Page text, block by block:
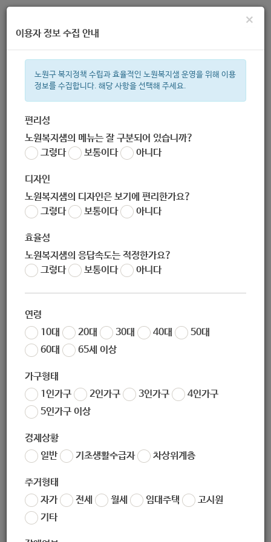
주간 인기검색어
한눈으로 보는 복지 정보
×
이용자 정보 수집 안내
노원구 복지정책 수립과 효율적인 노원복지샘 운영을 위해 이용
정보를 수집합니다. 해당 사항을 선택해 주세요.
편리성
노원복지샘의 메뉴는 잘 구분되어 있습니까?
그렇다
보통이다 아니다
디자인
노원복지샘의 디자인은 보기에 편리한가요?
그렇다
보통이다 아니다
효율성
노원복지샘의 응답속도는 적정한가요?
그렇다
보통이다 아니다
연령
10대
20대 30대 40대
50대
60대
65세 이상
가구형태
1인가구
2인가구 3인가구
4인가구
5인가구 이상
경제상황
일반
기초생활수급자 차상위계층
주거형태
자가
전세 월세 임대주택
고시원
기타
[마들종합사회복지관] 방과후교실 및 복지관 프로그램 아동 모집
노원 복지샘
작성일 2020-06-21 18:53
좋아요0 싫어요
[성민복지관] 평생과정설계 조력자 아카데미 기초과정 안내
[노원시각장애인종합복지관] 2020년 점역교정사 보수교육 안내
목록보기